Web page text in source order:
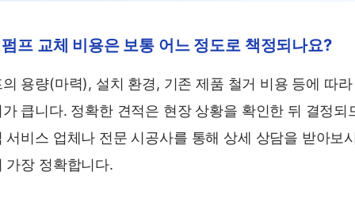
프 교체 비용은 보통 어느 정도로 책정되나요?
용량(마력), 설치 환경, 기존 제품 철거 비용 등에 따라
큽니다. 정확한 견적은 현장 상황을 확인한 뒤 결정되
서비스 업체나 전문 시공사를 통해 상세 상담을 받아보
가장 정확합니다.